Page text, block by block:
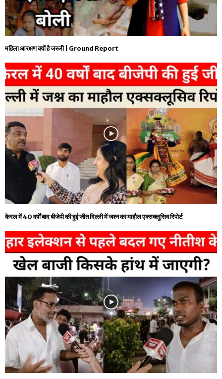
महिला आरक्षण क्यों है जरूरी | Ground Report
केरल में 40 वर्षों बाद बीजेपी की हुई जीत दिल्ली में जश्न का माहौल एक्सक्लूसिव रिपोर्ट